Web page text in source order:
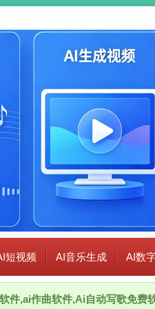
短视频 AI音乐生成 AI数
件,ai作曲软件,Ai自动写歌免费